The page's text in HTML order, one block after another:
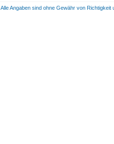
Alle Angaben sind ohne Gewähr von